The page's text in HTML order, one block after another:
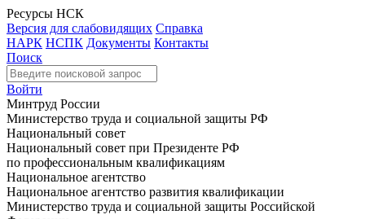
Ресурсы НСК
Версия для слабовидящих Справка
НАРК НСПК Документы Контакты
Поиск
Войти
Минтруд России
Министерство труда и социальной защиты РФ
Национальный совет
Национальный совет при Президенте РФ
по профессиональным квалификациям
Национальное агентство
Национальное агентство развития квалификации
Министерство труда и социальной защиты Российской